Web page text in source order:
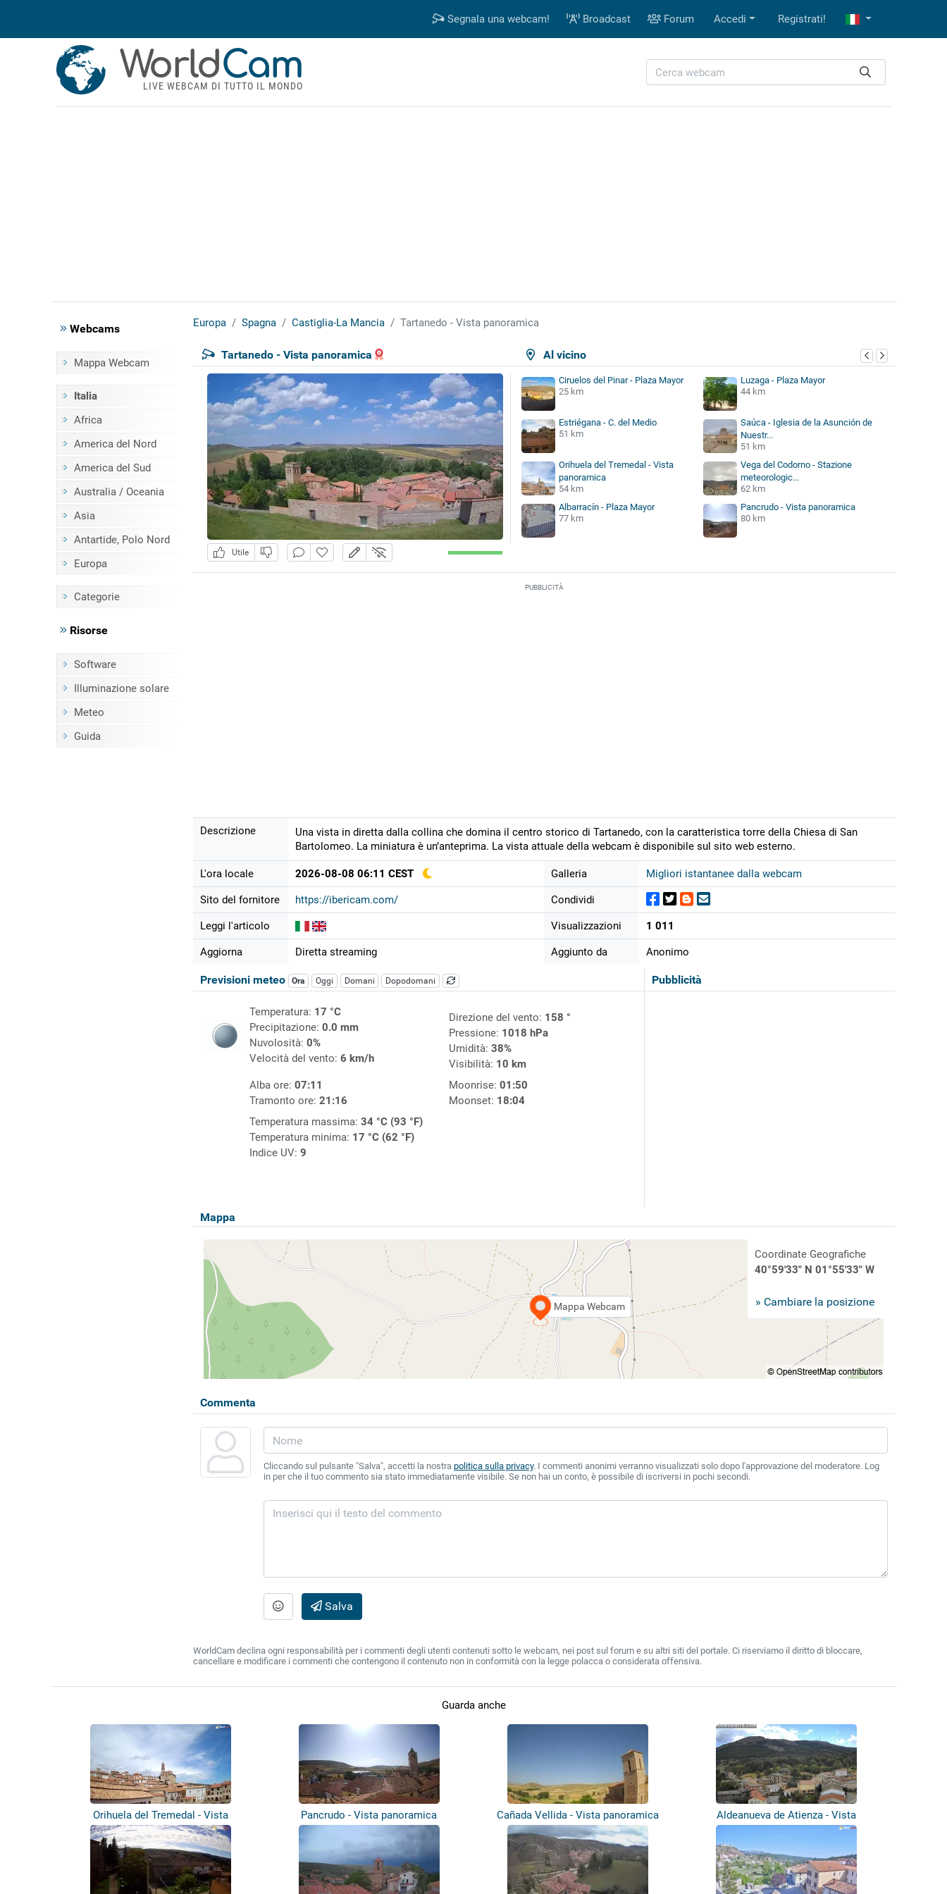
Segnala una webcam! Broadcast Forum Accedi Registrati!
WorldCam
LIVE WEBCAM DI TUTTO IL MONDO
Webcams
Mappa Webcam
Italia
Africa
America del Nord
America del Sud
Australia / Oceania
Asia
Antartide, Polo Nord
Europa
Categorie
Risorse
Software
Illuminazione solare
Meteo
Guida
Europa Spagna Castiglia-La Mancia Tartanedo - Vista panoramica
Al vicino
Tartanedo - Vista panoramica
Utile
Ciruelos del Pinar - Plaza Mayor
25 km
Luzaga - Plaza Mayor
44 km
Estriégana - C. del Medio
51 km
Saúca - Iglesia de la Asunción de
Nuestr...
51 km
Orihuela del Tremedal - Vista
panoramica
54 km
Vega del Codorno - Stazione
meteorologic...
62 km
Albarracín - Plaza Mayor
77 km
Pancrudo - Vista panoramica
80 km
PUBBLICITÀ
Descrizione
Una vista in diretta dalla collina che domina il centro storico di Tartanedo, con la caratteristica torre della Chiesa di San
Bartolomeo. La miniatura è un’anteprima. La vista attuale della webcam è disponibile sul sito web esterno.
L'ora locale 2026-08-08 06:11 CEST
Sito del fornitore https://ibericam.com/
Leggi l'articolo
Aggiorna Diretta streaming
Galleria Migliori istantanee dalla webcam
Condividi
Visualizzazioni 1 011
Aggiunto da Anonimo
Pubblicità
Previsioni meteo Ora Oggi Domani Dopodomani
Temperatura: 17 °C
Precipitazione: 0.0 mm
Nuvolosità: 0%
Velocità del vento: 6 km/h
Direzione del vento: 158 °
Pressione: 1018 hPa
Umidità: 38%
Visibilità: 10 km
Alba ore: 07:11
Tramonto ore: 21:16
Moonrise: 01:50
Moonset: 18:04
Temperatura massima: 34 °C (93 °F)
Temperatura minima: 17 °C (62 °F)
Indice UV: 9
Mappa
Mappa Webcam
Coordinate Geografiche
40°59'33" N 01°55'33" W
» Cambiare la posizione
Commenta
Cliccando sul pulsante "Salva", accetti la nostra politica sulla privacy. I commenti anonimi verranno visualizzati solo dopo l'approvazione del moderatore. Log
in per che il tuo commento sia stato immediatamente visibile. Se non hai un conto, è possibile di iscriversi in pochi secondi.
Salva
WorldCam declina ogni responsabilità per i commenti degli utenti contenuti sotto le webcam, nei post sul forum e su altri siti del portale. Ci riserviamo il diritto di bloccare,
cancellare e modificare i commenti che contengono il contenuto non in conformità con la legge polacca o considerata offensiva.
Guarda anche
Orihuela del Tremedal - Vista
panoramica
Pancrudo - Vista panoramica Cañada Vellida - Vista panoramica
Aldeanueva de Atienza - Vista